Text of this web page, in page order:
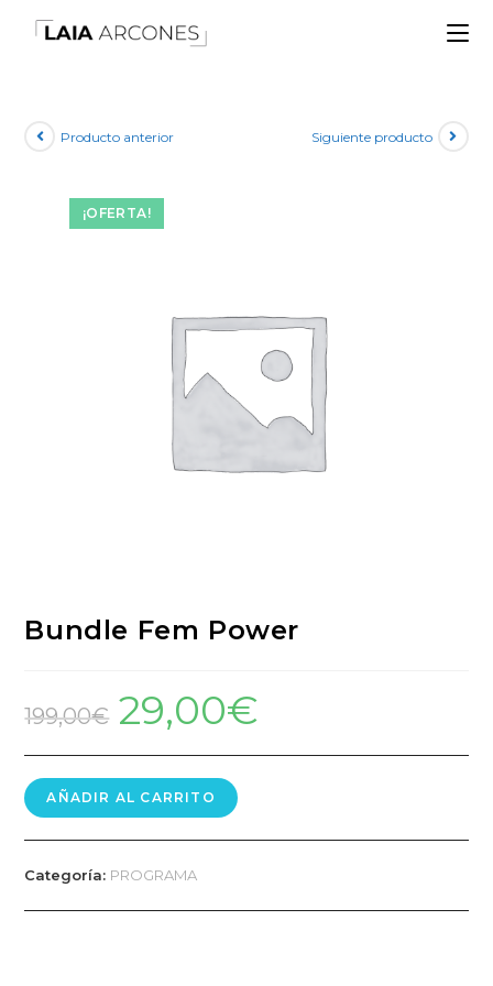
¡OFERTA!
Producto anterior Siguiente producto
Bundle Fem Power
199,00€ 29,00€
AÑADIR AL CARRITO
Categoría: PROGRAMA